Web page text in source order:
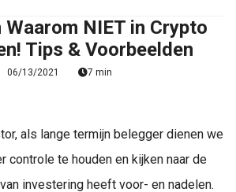
Waarom NIET in Crypto
Tips & Voorbeelden
06/13/2021 7 min
als lange termijn belegger dienen we
controle te houden en kijken naar de
investering heeft voor- en nadelen.